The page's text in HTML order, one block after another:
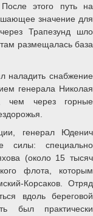
этого путь на
значение для
Трапезунд шло
размещалась база
наладить снабжение
генерала Николая
чем через горные
генерал Юденич
силы: специально
(около 15 тысяч
флота, которым
Корсаков. Отряд
вдоль береговой
был практически